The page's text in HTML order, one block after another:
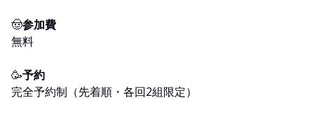
🤠参加費
無料
🥳予約
完全予約制（先着順・各回2組限定）